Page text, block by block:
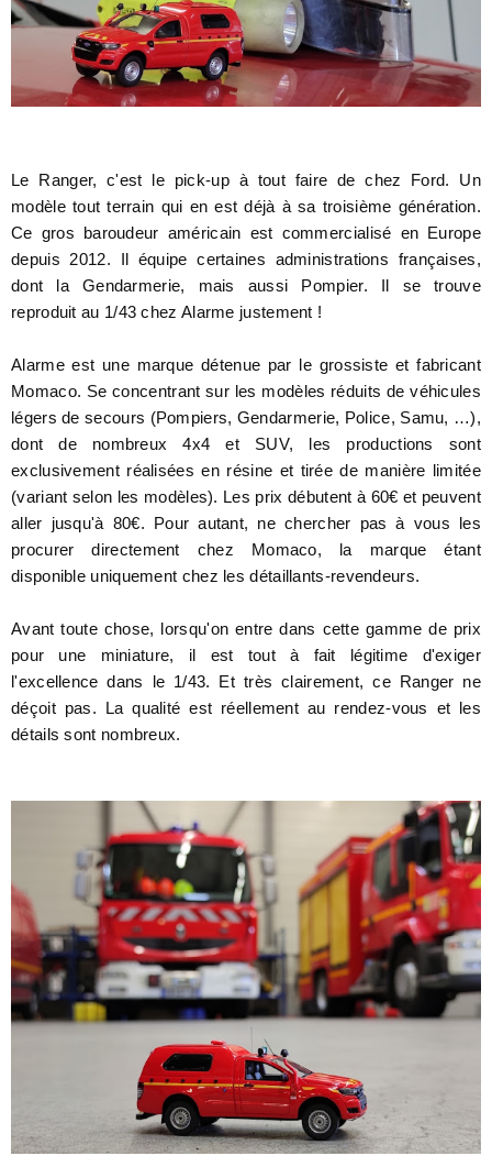
Le Ranger, c'est le pick-up à tout faire de chez Ford. Un
modèle tout terrain qui en est déjà à sa troisième génération.
Ce gros baroudeur américain est commercialisé en Europe
depuis 2012. Il équipe certaines administrations françaises,
dont la Gendarmerie, mais aussi Pompier. Il se trouve
reproduit au 1/43 chez Alarme justement !
Alarme est une marque détenue par le grossiste et fabricant
Momaco. Seconcentrant sur les modèles réduits de véhicules
légers de secours (Pompiers, Gendarmerie, Police, Samu, …),
dont de nombreux 4x4 et SUV, les productions sont
exclusivement réalisées en résine et tirée de manière limitée
(variant selon les modèles). Les prix débutent à 60€ et peuvent
aller jusqu'à 80€. Pour autant, ne chercher pas à vous les
procurer directement chez Momaco, la marque étant
disponible uniquement chez les détaillants-revendeurs.
Avant toute chose, lorsqu'on entre dans cette gamme de prix
pour une miniature, il est tout à fait légitime d'exiger
l'excellence dans le 1/43. Et très clairement, ce Ranger ne
déçoit pas. La qualité est réellement au rendez-vous et les
détails sont nombreux.